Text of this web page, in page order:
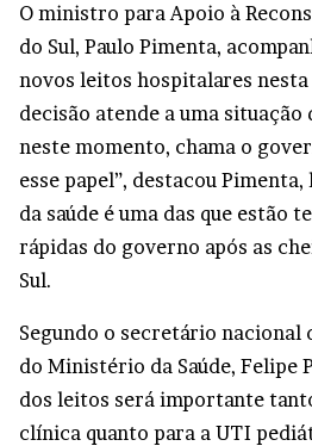
O ministro para Apoio à
do Sul, Paulo Pimenta,
novos leitos hospitalares nesta
decisão atende a uma situação
neste momento, chama o
esse papel”, destacou
da saúde é uma das que estão
rápidas do governo após as
Sul.
Segundo o secretário nacional
do Ministério da Saúde, Felipe
dos leitos será importante
clínica quanto para a UTI